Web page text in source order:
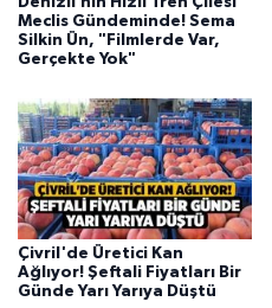
Meclis Gündeminde! Sema
Silkin Ün, "Filmlerde Var,
Gerçekte Yok"
Çivril'de Üretici Kan
Ağlıyor! Şeftali Fiyatları Bir
Günde Yarı Yarıya Düştü